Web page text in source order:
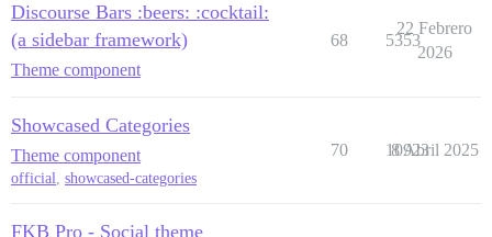
Discourse Bars :beers: :cocktail:
(a sidebar framework)
Theme component
68 5353
22 Febrero
2026
Showcased Categories
Theme component
official, showcased-categories
70 10923
8 Abril 2025
FKB Pro - Social theme